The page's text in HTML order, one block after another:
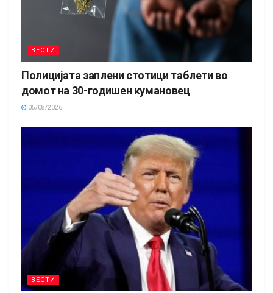
ВЕСТИ
Полицијата заплени стотици таблети во
домот на 30-годишен кумановец
05/08/2026
ВЕСТИ